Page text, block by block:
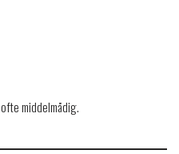
middelmådig.